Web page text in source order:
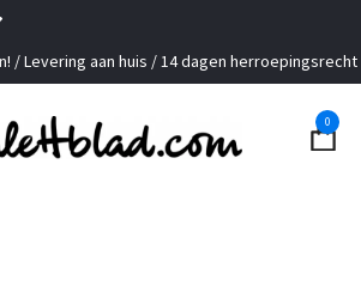
/ Levering aan huis / 14 dagen herroepingsrecht
0